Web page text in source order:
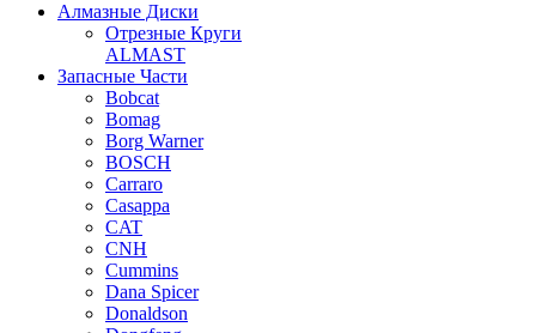
Алмазные Диски
Отрезные Круги
ALMAST
Запасные Части
Bobcat
Bomag
Borg Warner
BOSCH
Carraro
Casappa
CAT
CNH
Cummins
Dana Spicer
Donaldson